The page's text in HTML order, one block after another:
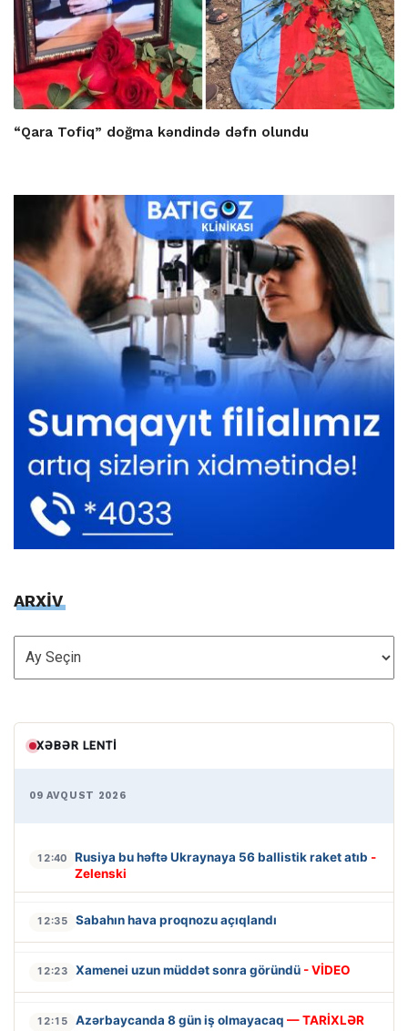
“Qara Tofiq” doğma kəndində dəfn olundu
ARXİV
ARXİV
XƏBƏR LENTI
09 AVQUST 2026
12:40 Rusiya bu həftə Ukraynaya 56 ballistik raket atıb -
Zelenski
12:35 Sabahın hava proqnozu açıqlandı
12:23 Xamenei uzun müddət sonra göründü - VİDEO
12:15 Azərbaycanda 8 gün iş olmayacaq — TARİXLƏR